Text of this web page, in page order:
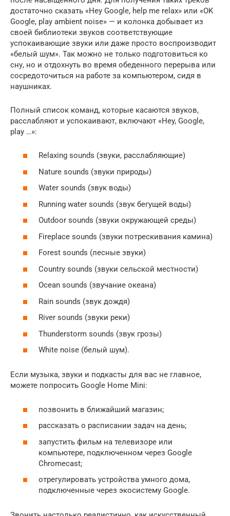
достаточно сказать «Hey Google, help me relax» или «OK
Google, play ambient noise» — и колонка добывает из
своей библиотеки звуков соответствующие
успокаивающие звуки или даже просто воспроизводит
«белый шум». Так можно не только подготовиться ко
сну, но и отдохнуть во время обеденного перерыва или
сосредоточиться на работе за компьютером, сидя в
наушниках.
Полный список команд, которые касаются звуков,
расслабляют и успокаивают, включают «Hey, Google,
play …»:
Relaxing sounds (звуки, расслабляющие)
Nature sounds (звуки природы)
Water sounds (звук воды)
Running water sounds (звук бегущей воды)
Outdoor sounds (звуки окружающей среды)
Fireplace sounds (звуки потрескивания камина)
Forest sounds (лесные звуки)
Country sounds (звуки сельской местности)
Ocean sounds (звучание океана)
Rain sounds (звук дождя)
River sounds (звуки реки)
Thunderstorm sounds (звук грозы)
White noise (белый шум).
Если музыка, звуки и подкасты для вас не главное,
можете попросить Google Home Mini:
позвонить в ближайший магазин;
рассказать о расписании задач на день;
запустить фильм на телевизоре или
компьютере, подключенном через Google
Chromecast;
отрегулировать устройства умного дома,
подключенные через экосистему Google.